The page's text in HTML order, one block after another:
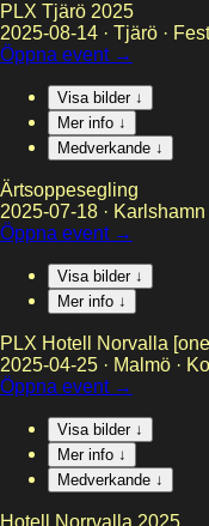
PLX Tjärö 2025
2025-08-14 · Tjärö ·
Öppna event →
Visa bilder ↓
Mer info ↓
Medverkande ↓
Ärtsoppesegling
2025-07-18 · Karlshamn
Öppna event →
Visa bilder ↓
Mer info ↓
PLX Hotell Norvalla
2025-04-25 · Malmö ·
Öppna event →
Visa bilder ↓
Mer info ↓
Medverkande ↓
Hotell Norrvalla 2025